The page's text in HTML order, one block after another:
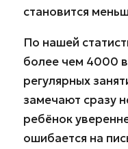
становится
По нашей
более чем 4000
регулярных
замечают сразу
ребёнок
ошибается на